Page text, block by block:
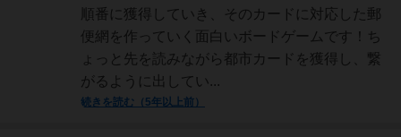
順番に獲得していき、そのカードに対応した郵
便網を作っていく面白いボードゲームです！ち
ょっと先を読みながら都市カードを獲得し、繋
がるように出してい...
続きを読む（5年以上前）